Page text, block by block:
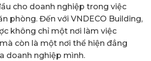
cho doanh nghiệp trong việc
phòng. Đến với VNDECO Building,
không chỉ một nơi làm việc
còn là một nơi thể hiện đẳng
doanh nghiệp mình.